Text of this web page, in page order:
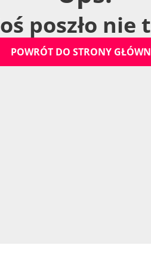
oś poszło nie t
POWRÓT DO STRONY GŁÓWN